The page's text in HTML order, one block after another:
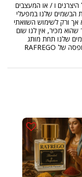
היצרנים ו / או המעצבים
הבשמים שלנו במפעלי
ורק לשימוש השוואתי
מכיר, אין לנו שום
שלנו תחת מותג
RAFREGO PERFUMES ובושם שיתקבל הוא בקופסה של RAFREGO